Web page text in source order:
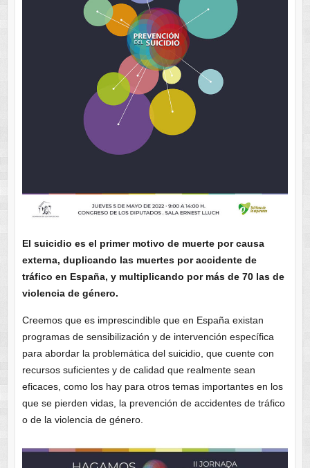
El suicidio es el primer motivo de muerte por causa
externa, duplicando las muertes por accidente de
tráfico en España, y multiplicando por más de 70 las de
violencia de género.
Creemos que es imprescindible que en España existan
programas de sensibilización y de intervención específica
para abordar la problemática del suicidio, que cuente con
recursos suficientes y de calidad que realmente sean
eficaces, como los hay para otros temas importantes en los
que se pierden vidas, la prevención de accidentes de tráfico
o de la violencia de género.